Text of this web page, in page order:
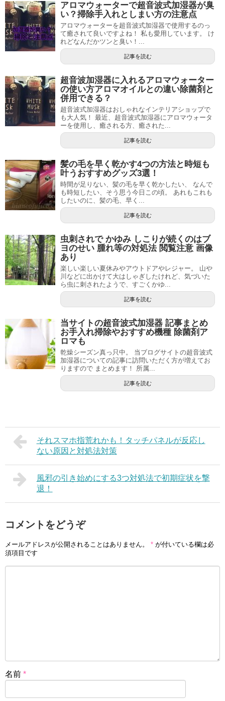
アロマウォーターで超音波式加湿器が臭
い？掃除手入れとしまい方の注意点
アロマウォーターを超音波式加湿器で使用するのっ
て癒されて良いですよね！ 私も愛用しています。 け
れどなんだかツンと臭い！...
記事を読む
超音波加湿器に入れるアロマウォーター
の使い方アロマオイルとの違い除菌剤と
併用できる？
超音波式加湿器はおしゃれなインテリアショップで
も大人気！ 最近、超音波式加湿器にアロマウォータ
ーを使用し、癒される方、癒された...
記事を読む
髪の毛を早く乾かす4つの方法と時短も
叶うおすすめグッズ3選！
時間が足りない、髪の毛を早く乾かしたい、 なんで
も時短したい、そう思う今日この頃。 あれもこれも
したいのに、髪の毛、早く...
記事を読む
虫刺されで かゆみ しこりが続くのはブ
ヨのせい 腫れ等の対処法 閲覧注意 画像
あり
楽しい楽しい夏休みやアウトドアやレジャー。 山や
川などに出かけて大はしゃぎしたけれど、気づいた
ら虫に刺されたようで、すごくかゆ...
記事を読む
当サイトの超音波式加湿器 記事まとめ
お手入れ掃除やおすすめ機種 除菌剤ア
ロマも
乾燥シーズン真っ只中。 当ブログサイトの超音波式
加湿器についての記事に訪問いただく方が増えてお
りますので まとめます！ 所属...
記事を読む
それスマホ指荒れかも！タッチパネルが反応し
ない原因と対処法対策
風邪の引き始めにする3つ対処法で初期症状を撃
退！
コメントをどうぞ
メールアドレスが公開されることはありません。 * が付いている欄は必
須項目です
名前 *